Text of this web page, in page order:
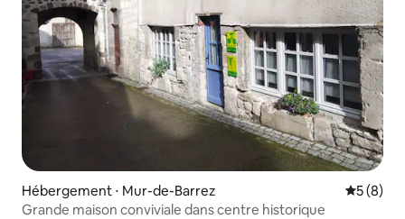
Hébergement ⋅ Mur-de-Barrez
5 (8)
Grande maison conviviale dans centre historique